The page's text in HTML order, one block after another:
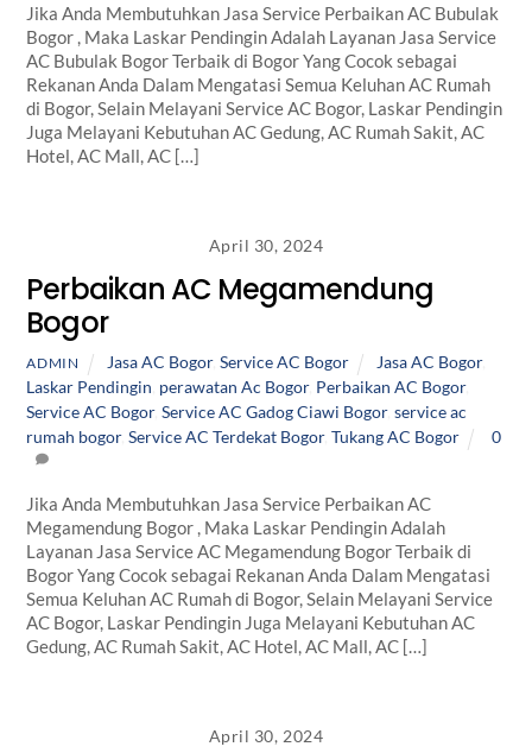
Jika Anda Membutuhkan Jasa Service Perbaikan AC Bubulak
Bogor , Maka Laskar Pendingin Adalah Layanan Jasa Service
AC Bubulak Bogor Terbaik di Bogor Yang Cocok sebagai
Rekanan Anda Dalam Mengatasi Semua Keluhan AC Rumah
di Bogor, Selain Melayani Service AC Bogor, Laskar Pendingin
Juga Melayani Kebutuhan AC Gedung, AC Rumah Sakit, AC
Hotel, AC Mall, AC […]
April 30, 2024
Perbaikan AC Megamendung
Bogor
ADMIN Jasa AC Bogor, Service AC Bogor Jasa AC Bogor,
Laskar Pendingin perawatan Ac Bogor, Perbaikan AC Bogor,
Service AC Bogor,Service AC Gadog Ciawi Bogor,service ac
rumah bogor,Service AC Terdekat Bogor,Tukang AC Bogor 0
Jika Anda Membutuhkan Jasa Service Perbaikan AC
Megamendung Bogor , Maka Laskar Pendingin Adalah
Layanan Jasa Service AC Megamendung Bogor Terbaik di
Bogor Yang Cocok sebagai Rekanan Anda Dalam Mengatasi
Semua Keluhan AC Rumah di Bogor, Selain Melayani Service
AC Bogor, Laskar Pendingin Juga Melayani Kebutuhan AC
Gedung, AC Rumah Sakit, AC Hotel, AC Mall, AC […]
April 30, 2024